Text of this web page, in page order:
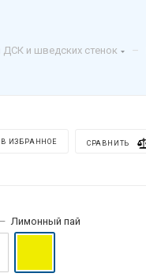
и шведских стенок –
В ИЗБРАННОЕ СРАВНИТЬ
Лимонный пай